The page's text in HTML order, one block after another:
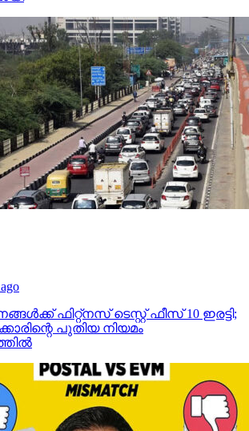
ഫിറ്റ്‌നസ് ടെസ്റ്റ് ഫീസ് 10 ഇരട്ടി;
പുതിയ നിയമം